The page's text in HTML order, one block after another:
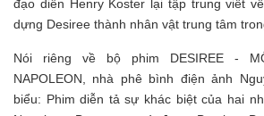
đạo diễn Henry Koster lại tập trung viết
dựng Desiree thành nhân vật trung tâm
Nói riêng về bộ phim DESIREE -
NAPOLEON, nhà phê bình điện ảnh
biểu: Phim diễn tả sự khác biệt của hai